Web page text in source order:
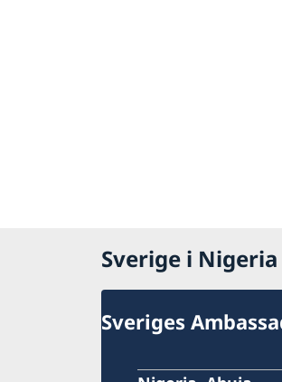
Sverige i Nigeria
Sveriges